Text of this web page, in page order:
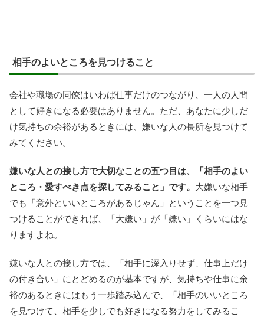
相手のよいところを見つけること
会社や職場の同僚はいわば仕事だけのつながり、一人の人間
として好きになる必要はありません。ただ、あなたに少しだ
け気持ちの余裕があるときには、嫌いな人の長所を見つけて
みてください。
嫌いな人との接し方で大切なことの五つ目は、「相手のよい
ところ・愛すべき点を探してみること」です。 大嫌いな相手
でも「意外といいところがあるじゃん」ということを一つ見
つけることができれば、「大嫌い」が「嫌い」くらいにはな
りますよね。
嫌いな人との接し方では、「相手に深入りせず、仕事上だけ
の付き合い」にとどめるのが基本ですが、気持ちや仕事に余
裕のあるときにはもう一歩踏み込んで、「相手のいいところ
を見つけて、相手を少しでも好きになる努力をしてみるこ